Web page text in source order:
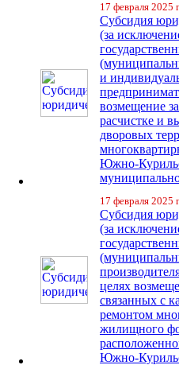
17 февраля 2025
Субсидия
(за
и
возмещение
расчистке и
дворовых
Южно-
17 февраля 2025
Субсидия
(за
целях
связанных с
ремонтом
жилищного
Южно-